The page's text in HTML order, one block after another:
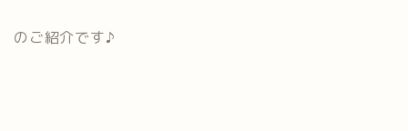
のご紹介です♪